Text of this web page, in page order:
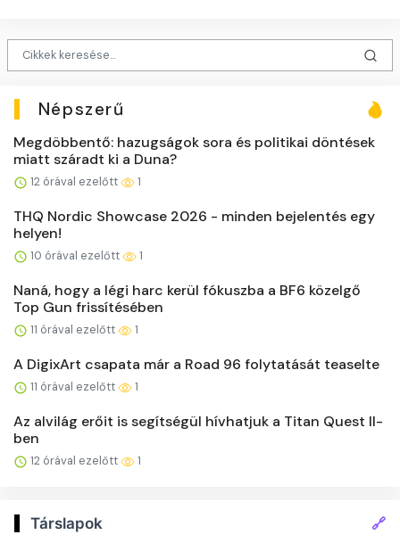
Népszerű
Megdöbbentő: hazugságok sora és politikai döntések
miatt száradt ki a Duna?
12 órával ezelőtt 1
THQ Nordic Showcase 2026 - minden bejelentés egy
helyen!
10 órával ezelőtt 1
Naná, hogy a légi harc kerül fókuszba a BF6 közelgő
Top Gun frissítésében
11 órával ezelőtt 1
A DigixArt csapata már a Road 96 folytatását teaselte
11 órával ezelőtt 1
Az alvilág erőit is segítségül hívhatjuk a Titan Quest II-
ben
12 órával ezelőtt 1
Társlapok 🔗